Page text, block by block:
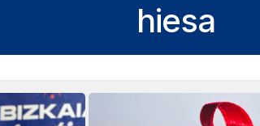
hiesa